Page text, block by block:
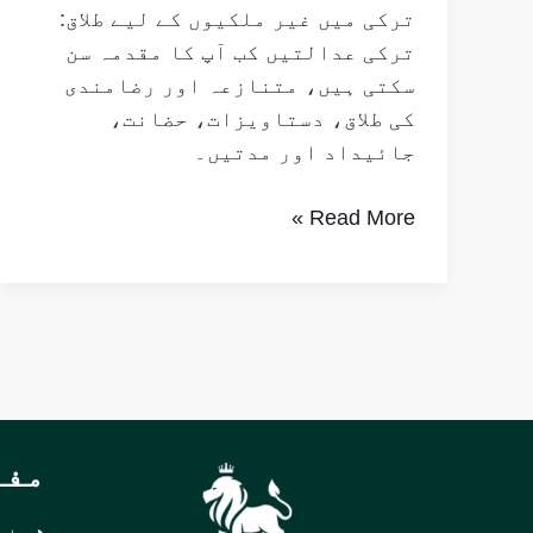
ترکی میں غیر ملکیوں کے لیے طلاق:
ترکی عدالتیں کب آپ کا مقدمہ سن
سکتی ہیں، متنازعہ اور رضامندی
کی طلاق، دستاویزات، حضانت،
جائیداد اور مدتیں۔
Read More »